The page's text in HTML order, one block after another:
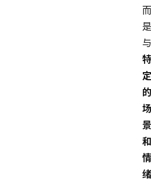
而
是
与
特
定
的
场
景
和
情
绪